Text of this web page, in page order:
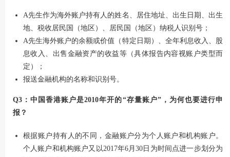
A先生作为海外账户持有人的姓名、居住地址、出生日期、出生
地、税收居民国（地区）、居民国（地区）纳税人识别号；
A先生海外账户的余额或价值（特定日期）、全年利息收入、股
息收入、出售金融资产的收益等（具体报告内容视账户类型而
定）；
报送金融机构的名称和识别号。
Q3：中国香港账户是2010年开的“存量账户”，为何也要进行申
报？
根据账户持有人的不同，金融账户分为个人账户和机构账户。
个人账户和机构账户又以2017年6月30日为时间点进一步划分为